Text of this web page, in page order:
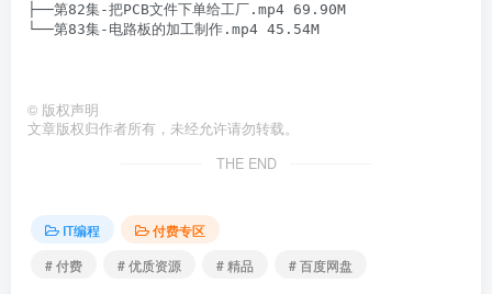
├──第82集-把PCB文件下单给工厂.mp4 69.90M
└──第83集-电路板的加工制作.mp4 45.54M
© 版权声明
文章版权归作者所有，未经允许请勿转载。
THE END
IT编程
付费专区
# 付费
# 优质资源 # 精品 # 百度网盘